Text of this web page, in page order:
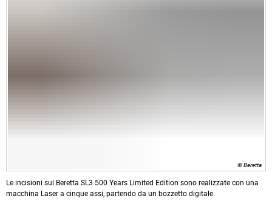
© Beretta
Le incisioni sul Beretta SL3 500 Years Limited Edition sono realizzate con una
macchina Laser a cinque assi, partendo da un bozzetto digitale.